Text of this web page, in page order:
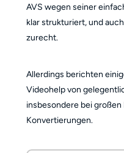
AVS wegen seiner
klar strukturiert, und
zurecht.
Allerdings berichten
Videohelp von
insbesondere bei
Konvertierungen.